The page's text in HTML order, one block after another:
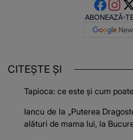
ABONEAZĂ-
CITEȘTE ȘI
Tapioca: ce este și cum
Iancu de la „Puterea
alături de mama lui, la